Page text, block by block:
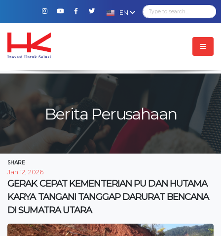
EN
Berita Perusahaan
SHARE
Jan 12, 2026
GERAK CEPAT KEMENTERIAN PU DAN HUTAMA
KARYA TANGANI TANGGAP DARURAT BENCANA
DI SUMATRA UTARA